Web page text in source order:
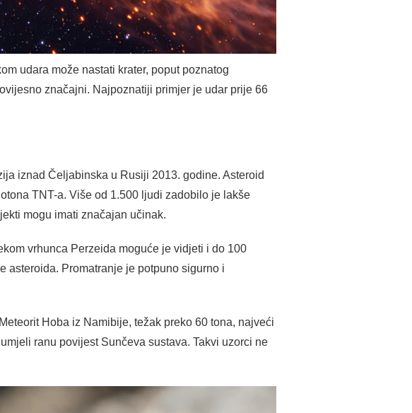
udara može nastati krater, poput poznatog
značajni. Najpoznatiji primjer je udar prije 66
iznad Čeljabinska u Rusiji 2013. godine. Asteroid
TNT-a. Više od 1.500 ljudi zadobilo je lakše
mogu imati značajan učinak.
vrhunca Perzeida moguće je vidjeti i do 100
asteroida. Promatranje je potpuno sigurno i
Hoba iz Namibije, težak preko 60 tona, najveći
ranu povijest Sunčeva sustava. Takvi uzorci ne